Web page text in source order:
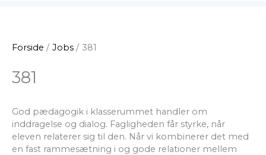
Forside Jobs 381
381
God pædagogik i klasserummet handler om
inddragelse og dialog. Fagligheden får styrke, når
eleven relaterer sig til den. Når vi kombinerer det med
en fast rammesætning i og gode relationer mellem